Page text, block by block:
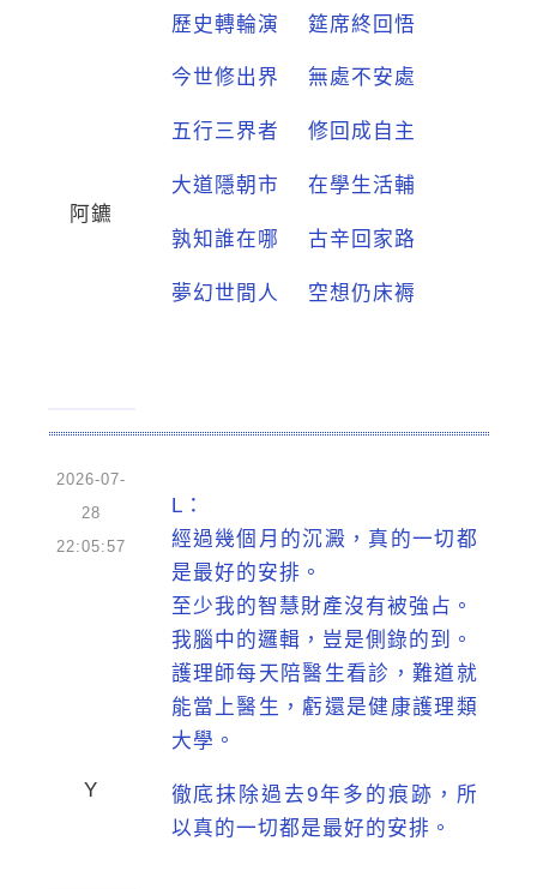
歷史轉輪演 筵席終回悟
今世修出界 無處不安處
五行三界者 修回成自主
大道隱朝市 在學生活輔
孰知誰在哪 古辛回家路
夢幻世間人 空想仍床褥
阿鑣
2026-07-
28
22:05:57
L：
經過幾個月的沉澱，真的一切都
是最好的安排。
至少我的智慧財產沒有被強占。
我腦中的邏輯，豈是側錄的到。
護理師每天陪醫生看診，難道就
能當上醫生，虧還是健康護理類
大學。
徹底抹除過去9年多的痕跡，所
以真的一切都是最好的安排。
Y